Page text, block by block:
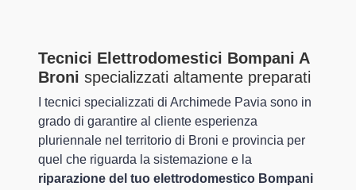
Tecnici Elettrodomestici Bompani A
Broni specializzati altamente preparati
I tecnici specializzati di Archimede Pavia sono in
grado di garantire al cliente esperienza
pluriennale nel territorio di Broni e provincia per
quel che riguarda la sistemazione e la
riparazione del tuo elettrodomestico Bompani